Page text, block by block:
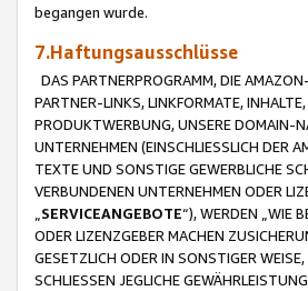
begangen wurde.
7.Haftungsausschlüsse
DAS PARTNERPROGRAMM, DIE
PARTNER-LINKS, LINKFORMATE,
PRODUKTWERBUNG, UNSERE DOMAIN-
UNTERNEHMEN (EINSCHLIESSLICH DER
TEXTE UND SONSTIGE GEWERBLICHE
VERBUNDENEN UNTERNEHMEN ODER
SERVICEANGEBOTE“), WERDEN „WIE
ODER LIZENZGEBER MACHEN
GESETZLICH ODER IN SONSTIGER
SCHLIESSEN JEGLICHE